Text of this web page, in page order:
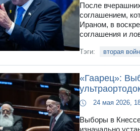
После
соглашением,
Ираном, в
соглашения и
Тэги: вторая
«Гаарец»:
24 мая 2026,
Выборы в